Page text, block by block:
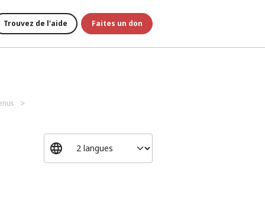
Trouvez de l'aide Faites un don